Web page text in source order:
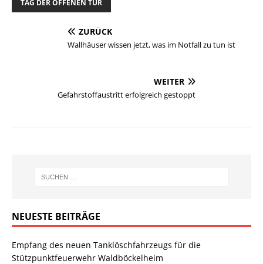
TAG DER OFFENEN TÜR
ZURÜCK
Wallhäuser wissen jetzt, was im Notfall zu tun ist
WEITER
Gefahrstoffaustritt erfolgreich gestoppt
NEUESTE BEITRÄGE
Empfang des neuen Tanklöschfahrzeugs für die
Stützpunktfeuerwehr Waldböckelheim